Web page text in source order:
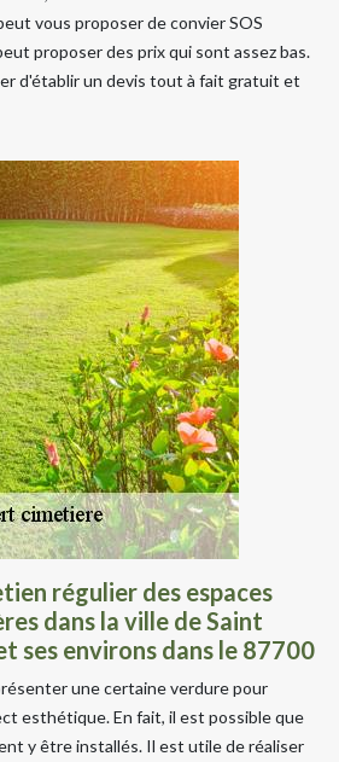
vous proposer de convier SOS
proposer des prix qui sont assez bas.
d'établir un devis tout à fait gratuit et
régulier des espaces
dans la ville de Saint
ses environs dans le 87700
une certaine verdure pour
esthétique. En fait, il est possible que
y être installés. Il est utile de réaliser